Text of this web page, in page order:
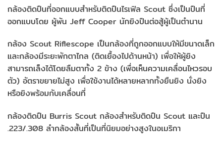
กล้องติดปืนที่ออกแบบสำหรับติดปืนไรเฟิล Scout ซึ่งเป็นปืนที่
ออกแบบโดย ผู้พัน Jeff Cooper นักยิงปืนต่อสู้ผู้เป็นตำนาน
กล้อง Scout Riflescope เป็นกล้องที่ถูกออกแบบให้มีขนาดเล็ก
และกล้องมีระยะพักตาไกล (ติดเยื้องไปด้านหน้า) เพื่อให้ผู้ยิง
สามารถเล็งได้โดยลืมตาทั้ง 2 ข้าง (เพื่อเห็นความเคลื่อนไหวรอบ
ตัว) อัตราขยายไม่สูง เพื่อใช้งานได้หลายหลากทั้งยืนยิง นั่งยิง
หรือยิงพร้อมกับเคลื่อนที่
กล้องติดปืน Burris Scout กล้องสำหรับติดปืน Scout และปืน
.223/.308 ลำกล้องสั้นที่เป็นที่นิยมอย่างสูงในอเมริกา